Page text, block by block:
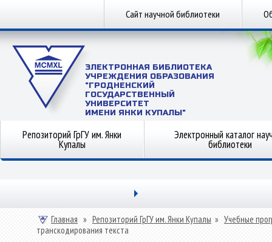
Сайт научной библиотеки
ЭЛЕКТРОННАЯ БИБЛИОТЕКА
УЧРЕЖДЕНИЯ ОБРАЗОВАНИЯ
"ГРОДНЕНСКИЙ
ГОСУДАРСТВЕННЫЙ
УНИВЕРСИТЕТ
ИМЕНИ ЯНКИ КУПАЛЫ"
Репозиторий ГрГУ им. Янки
Купалы
Электронный каталог
библиотеки
Главная » Репозиторий ГрГУ им. Янки Купалы » Учебные
транскодирования текста